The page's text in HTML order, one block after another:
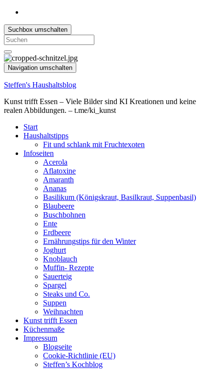
Suchbox umschalten
Search
for:
Navigation umschalten
Steffen's Haushaltsblog
Kunst trifft Essen – Viele Bilder sind KI Kreationen und keine
realen Abbildungen. – t.me/ki_kunst
Start
Haushaltstipps
Fit und schlank mit Fruchtexoten
Infoseiten
Acerola
Aflatoxine
Amaranth
Ananas
Basilikum (Königskraut, Basilkraut, Suppenbasil)
Blaubeere
Buschbohnen
Ente
Erdbeere
Ernährungstips für den Winter
Joghurt
Knoblauch
Muffin- Rezepte
Sauerteig
Spargel
Steaks und Co.
Suppen
Weihnachten
Kunst trifft Essen
Küchenmaße
Impressum
Blogseite
Cookie-Richtlinie (EU)
Steffen’s Kochblog